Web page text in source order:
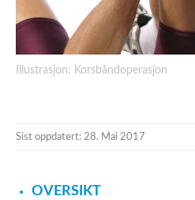
Illustrasjon: Korsbåndoperasjon
Sist oppdatert: 28. Mai 2017
OVERSIKT